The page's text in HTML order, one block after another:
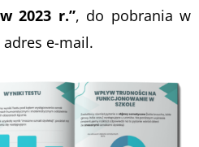
2023 r.”, do pobrania w
e-mail.